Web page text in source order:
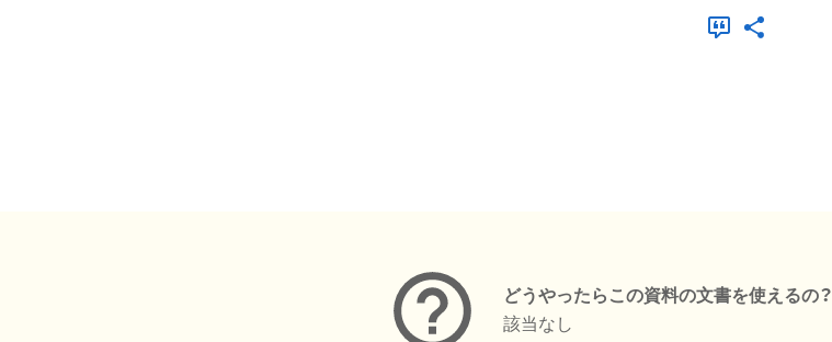
どうやったらこの資料の文書を使えるの？
該当なし